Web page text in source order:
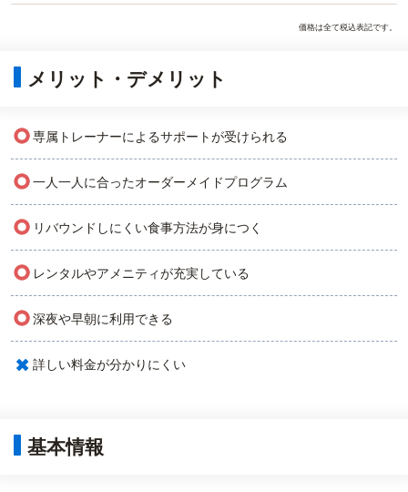
価格は全て税込表記です。
メリット・デメリット
○専属トレーナーによるサポートが受けられる
○一人一人に合ったオーダーメイドプログラム
○ リバウンドしにくい食事方法が身につく
○ レンタルやアメニティが充実している
○深夜や早朝に利用できる
× 詳しい料金が分かりにくい
基本情報